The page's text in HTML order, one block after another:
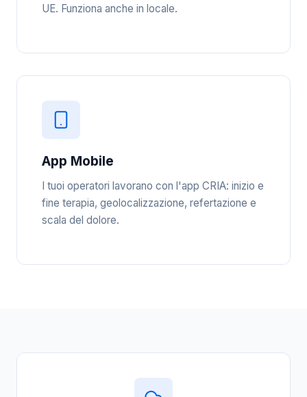
UE. Funziona anche in locale.
App Mobile
I tuoi operatori lavorano con l'app CRIA: inizio e
fine terapia, geolocalizzazione, refertazione e
scala del dolore.